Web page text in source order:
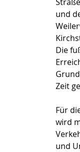
und
Die
Zeit
Für
wird
und